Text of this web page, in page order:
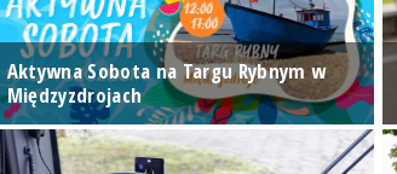
Aktywna Sobota na Targu Rybnym w
Międzyzdrojach